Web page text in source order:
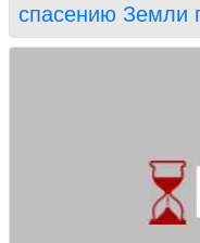
спасению Земли